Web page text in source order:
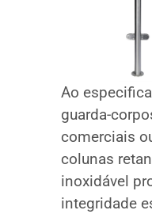
Ao
guarda-
comerciais
colunas
inoxidável
integridade